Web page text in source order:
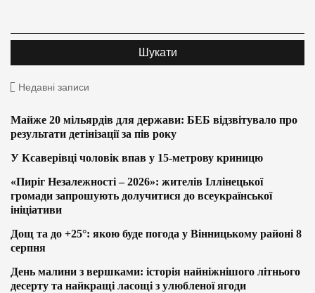
Недавні записи
Майже 20 мільярдів для держави: БЕБ відзвітувало про
результати детінізації за пів року
У Ксаверівці чоловік впав у 15-метрову криницю
«Пиріг Незалежності – 2026»: жителів Іллінецької
громади запрошують долучитися до всеукраїнської
ініціативи
Дощ та до +25°: якою буде погода у Вінницькому районі 8
серпня
День малини з вершками: історія найніжнішого літнього
десерту та найкращі ласощі з улюбленої ягоди